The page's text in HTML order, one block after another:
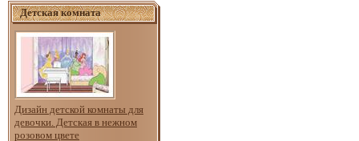
Детская комната
Дизайн детской комнаты для
девочки. Детская в нежном
розовом цвете